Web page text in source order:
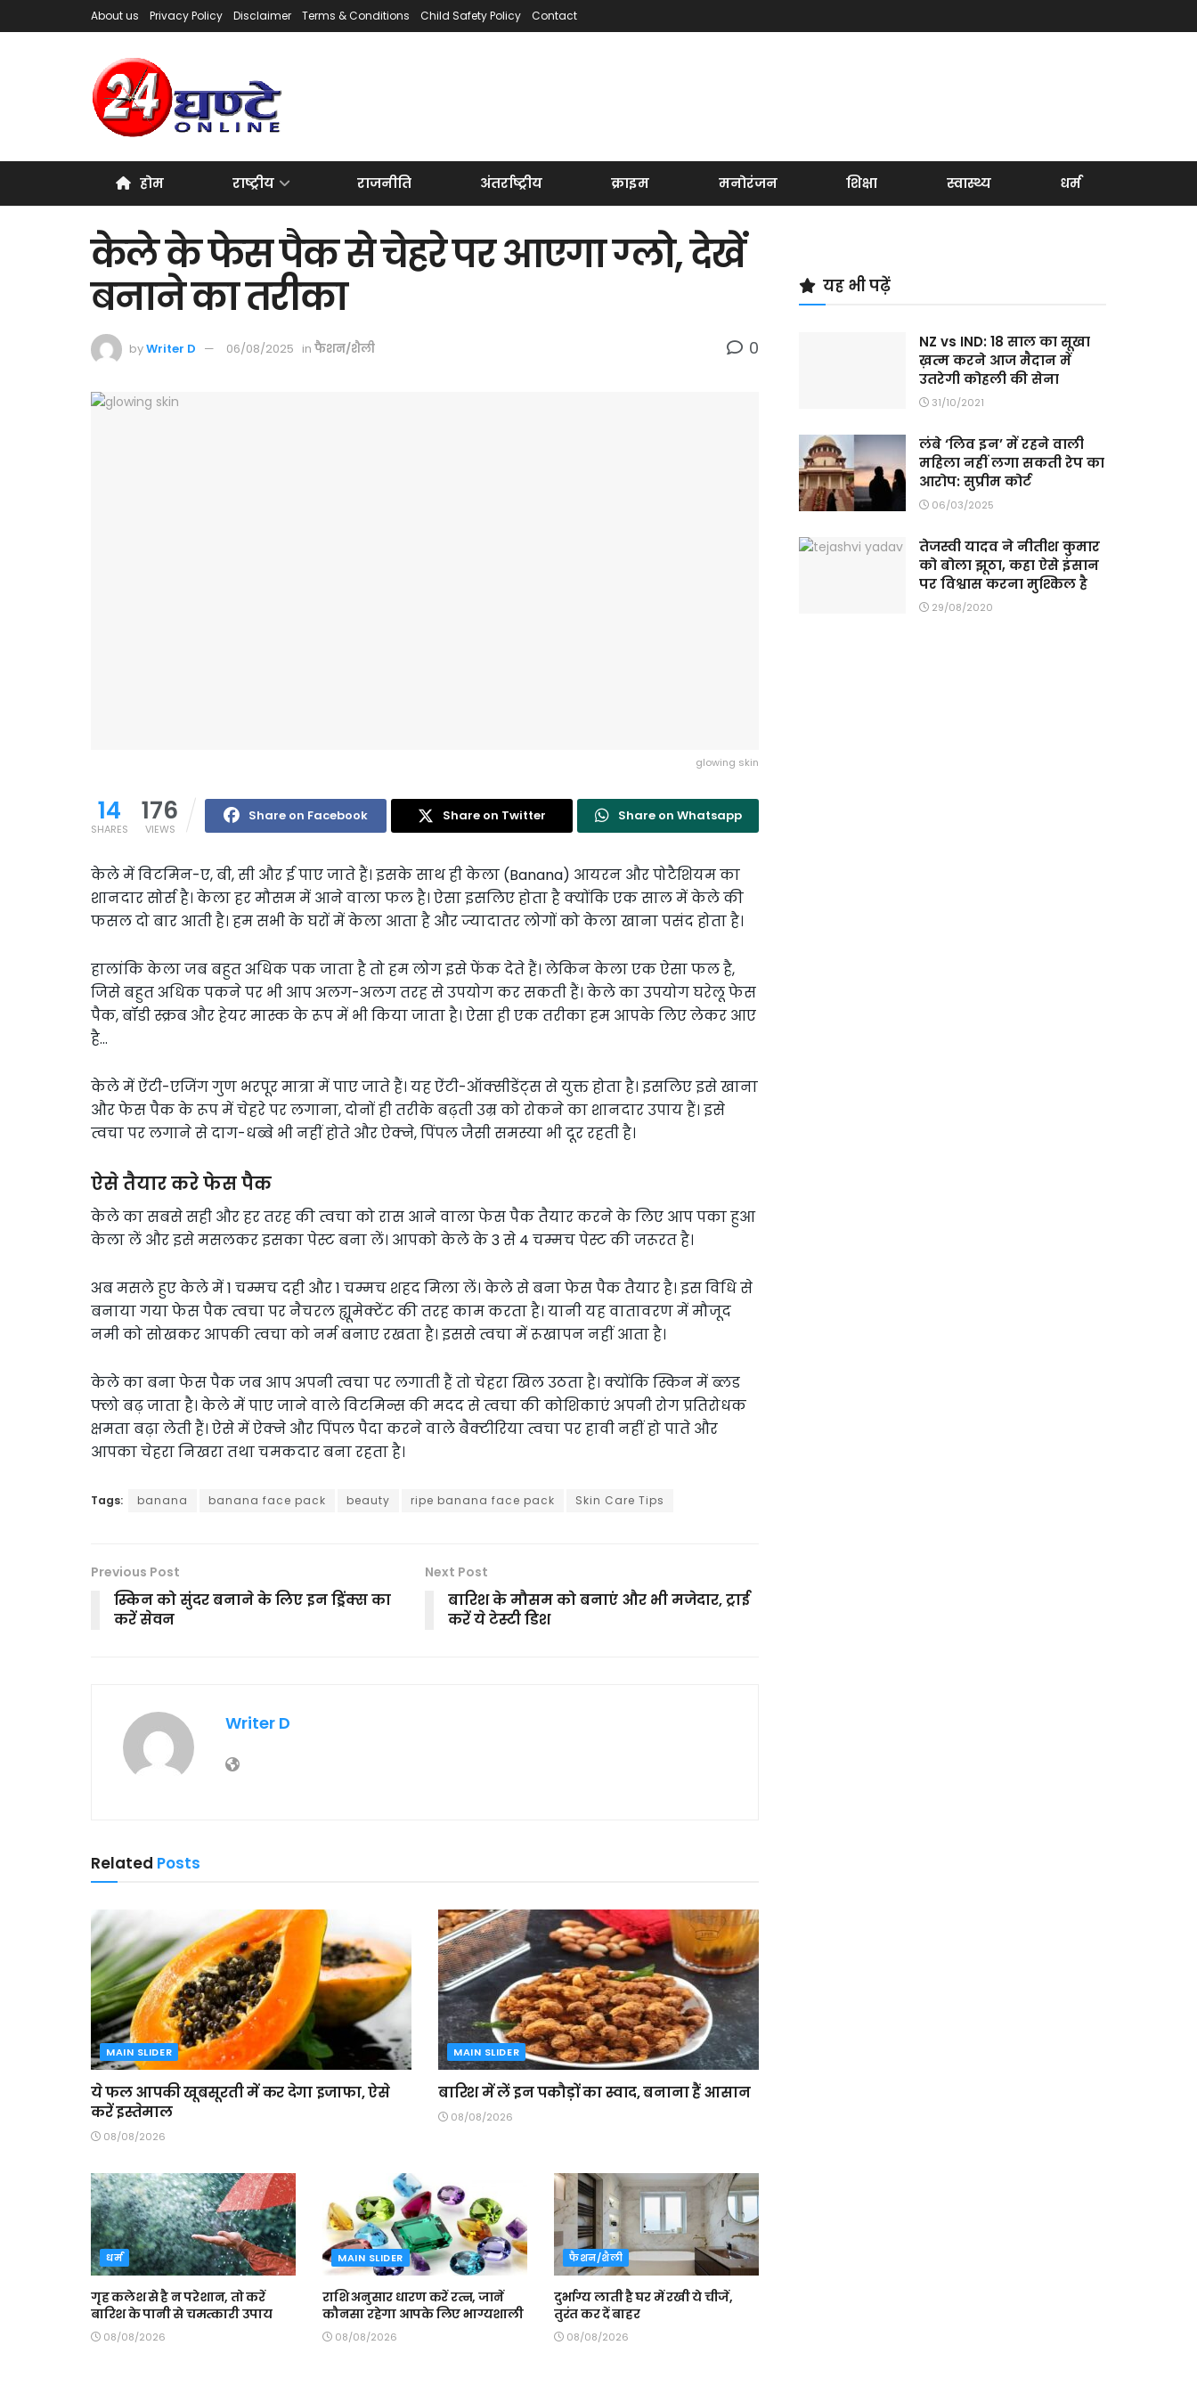
About us Privacy Policy Disclaimer Terms & Conditions Child Safety Policy Contact
होम राष्ट्रीय राजनीति अंतर्राष्ट्रीय क्राइम मनोरंजन शिक्षा स्वास्थ्य धर्म
केले के फेस पैक से चेहरे पर आएगा ग्लो, देखें
बनाने का तरीका
byWriter D 06/08/2025 in फैशन/शैली 0
glowing skin
14
SHARES
176
VIEWS
Share on Facebook Share on Twitter Share on Whatsapp
केले में विटमिन-ए, बी, सी और ई पाए जाते हैं। इसके साथ ही केला (Banana) आयरन और पोटैशियम का
शानदार सोर्स है। केला हर मौसम में आने वाला फल है। ऐसा इसलिए होता है क्योंकि एक साल में केले की
फसल दो बार आती है। हम सभी के घरों में केला आता है और ज्यादातर लोगों को केला खाना पसंद होता है।
हालांकि केला जब बहुत अधिक पक जाता है तो हम लोग इसे फेंक देते हैं। लेकिन केला एक ऐसा फल है,
जिसे बहुत अधिक पकने पर भी आप अलग-अलग तरह से उपयोग कर सकती हैं। केले का उपयोग घरेलू फेस
पैक, बॉडी स्क्रब और हेयर मास्क के रूप में भी किया जाता है। ऐसा ही एक तरीका हम आपके लिए लेकर आए
है…
केले में ऐंटी-एजिंग गुण भरपूर मात्रा में पाए जाते हैं। यह ऐंटी-ऑक्सीडेंट्स से युक्त होता है। इसलिए इसे खाना
और फेस पैक के रूप में चेहरे पर लगाना, दोनों ही तरीके बढ़ती उम्र को रोकने का शानदार उपाय हैं। इसे
त्वचा पर लगाने से दाग-धब्बे भी नहीं होते और ऐक्ने, पिंपल जैसी समस्या भी दूर रहती है।
ऐसे तैयार करे फेस पैक
केले का सबसे सही और हर तरह की त्वचा को रास आने वाला फेस पैक तैयार करने के लिए आप पका हुआ
केला लें और इसे मसलकर इसका पेस्ट बना लें। आपको केले के 3 से 4 चम्मच पेस्ट की जरूरत है।
अब मसले हुए केले में 1 चम्मच दही और 1 चम्मच शहद मिला लें। केले से बना फेस पैक तैयार है। इस विधि से
बनाया गया फेस पैक त्वचा पर नैचरल ह्यूमेक्टेंट की तरह काम करता है। यानी यह वातावरण में मौजूद
नमी को सोखकर आपकी त्वचा को नर्म बनाए रखता है। इससे त्वचा में रूखापन नहीं आता है।
केले का बना फेस पैक जब आप अपनी त्वचा पर लगाती हैं तो चेहरा खिल उठता है। क्योंकि स्किन में ब्लड
फ्लो बढ़ जाता है। केले में पाए जाने वाले विटमिन्स की मदद से त्वचा की कोशिकाएं अपनी रोग प्रतिरोधक
क्षमता बढ़ा लेती हैं। ऐसे में ऐक्ने और पिंपल पैदा करने वाले बैक्टीरिया त्वचा पर हावी नहीं हो पाते और
आपका चेहरा निखरा तथा चमकदार बना रहता है।
Tags: banana banana face pack beauty ripe banana face pack Skin Care Tips
Previous Post
स्किन को सुंदर बनाने के लिए इन ड्रिंक्स का
करें सेवन
Next Post
बारिश के मौसम को बनाएं और भी मजेदार, ट्राई
करें ये टेस्टी डिश
Writer D
Related Posts
MAIN SLIDER
ये फल आपकी खूबसूरती में कर देगा इजाफा, ऐसे
करें इस्तेमाल
08/08/2026
MAIN SLIDER
बारिश में लें इन पकौड़ों का स्वाद, बनाना हैं आसान
08/08/2026
धर्म
गृह कलेश से है न परेशान, तो करें
बारिश के पानी से चमत्कारी उपाय
08/08/2026
MAIN SLIDER
राशि अनुसार धारण करें रत्न, जानें
कौनसा रहेगा आपके लिए भाग्यशाली
08/08/2026
फैशन/शैली
दुर्भाग्य लाती है घर में रखी ये चीजें,
तुरंत कर दें बाहर
08/08/2026
यह भी पढ़ें
NZ vs IND: 18 साल का सूखा
ख़त्म करने आज मैदान में
उतरेगी कोहली की सेना
31/10/2021
लंबे ‘लिव इन’ में रहने वाली
महिला नहीं लगा सकती रेप का
आरोप: सुप्रीम कोर्ट
06/03/2025
तेजस्वी यादव ने नीतीश कुमार
को बोला झूठा, कहा ऐसे इंसान
पर विश्वास करना मुश्किल है
29/08/2020